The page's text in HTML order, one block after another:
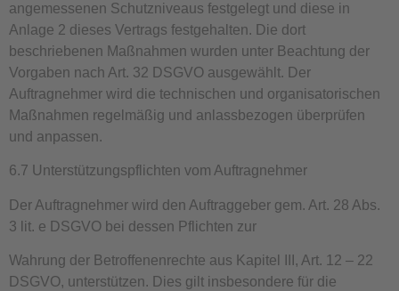
angemessenen Schutzniveaus festgelegt und diese in
Anlage 2 dieses Vertrags festgehalten. Die dort
beschriebenen Maßnahmen wurden unter Beachtung der
Vorgaben nach Art. 32 DSGVO ausgewählt. Der
Auftragnehmer wird die technischen und organisatorischen
Maßnahmen regelmäßig und anlassbezogen überprüfen
und anpassen.
6.7 Unterstützungspflichten vom Auftragnehmer
Der Auftragnehmer wird den Auftraggeber gem. Art. 28 Abs.
3 lit. e DSGVO bei dessen Pflichten zur
Wahrung der Betroffenenrechte aus Kapitel III, Art. 12 – 22
DSGVO, unterstützen. Dies gilt insbesondere für die